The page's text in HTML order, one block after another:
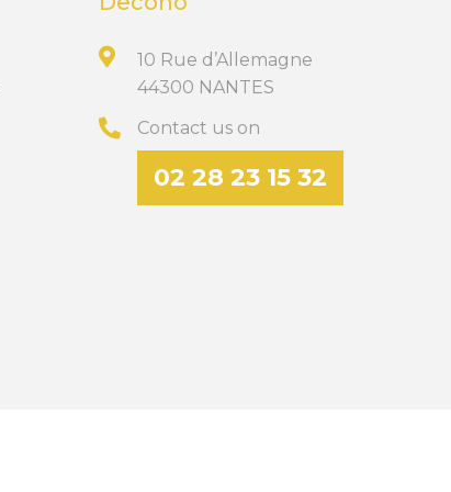
10 Rue d’Allemagne
44300 NANTES
Contact us on
02 28 23 15 32